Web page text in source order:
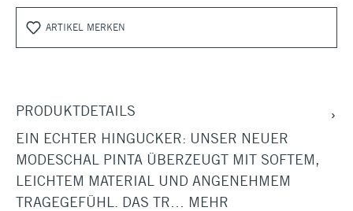
ARTIKEL MERKEN
PRODUKTDETAILS
EIN ECHTER HINGUCKER: UNSER NEUER
MODESCHAL PINTA ÜBERZEUGT MIT SOFTEM,
LEICHTEM MATERIAL UND ANGENEHMEM
TRAGEGEFÜHL. DAS TR… MEHR